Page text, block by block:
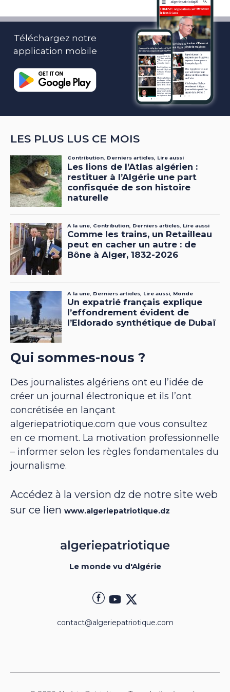
Téléchargez notre
application mobile
LES PLUS LUS CE MOIS
Qui sommes-nous ?
Des journalistes algériens ont eu l’idée de
créer un journal électronique et ils l’ont
concrétisée en lançant
algeriepatriotique.com que vous consultez
en ce moment. La motivation professionnelle
– informer selon les règles fondamentales du
journalisme.
Accédez à la version dz de notre site web
sur ce lien www.algeriepatriotique.dz
Le monde vu d'Algérie
contact@algeriepatriotique.com